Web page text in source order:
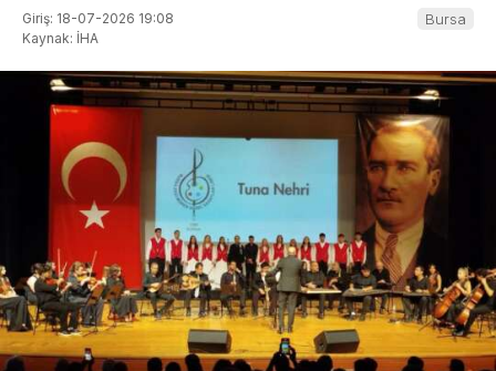
Giriş: 18-07-2026 19:08
Kaynak: İHA
Bursa